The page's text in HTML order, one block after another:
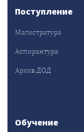
Поступление
Магистратура
Аспирантура
Архив ДОД
Обучение